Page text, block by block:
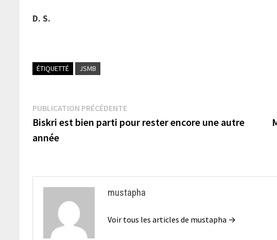
D. S.
ÉTIQUETTÉ JSMB
Navigation
de
PUBLICATION PRÉCÉDENTEPublication
précédente :
Biskri est bien parti pour rester encore une autre
année
mustapha
Voir tous les articles de mustapha →